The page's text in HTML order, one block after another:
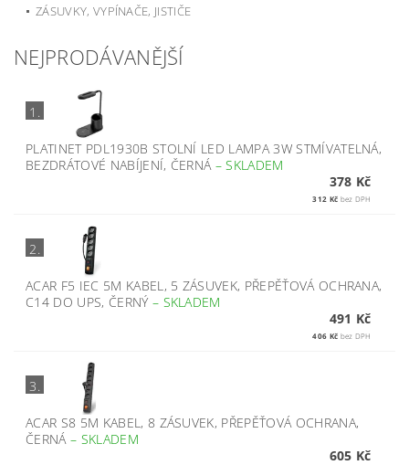
ZÁSUVKY, VYPÍNAČE, JISTIČE
NEJPRODÁVANĚJŠÍ
1.
PLATINET PDL1930B STOLNÍ LED LAMPA 3W STMÍVATELNÁ,
BEZDRÁTOVÉ NABÍJENÍ, ČERNÁ –SKLADEM
378 Kč
312 Kč bez DPH
2.
ACAR F5 IEC 5M KABEL, 5 ZÁSUVEK, PŘEPĚŤOVÁ OCHRANA,
C14 DO UPS, ČERNÝ – SKLADEM
491 Kč
406 Kč bez DPH
3.
ACAR S8 5M KABEL, 8 ZÁSUVEK, PŘEPĚŤOVÁ OCHRANA,
ČERNÁ– SKLADEM
605 Kč